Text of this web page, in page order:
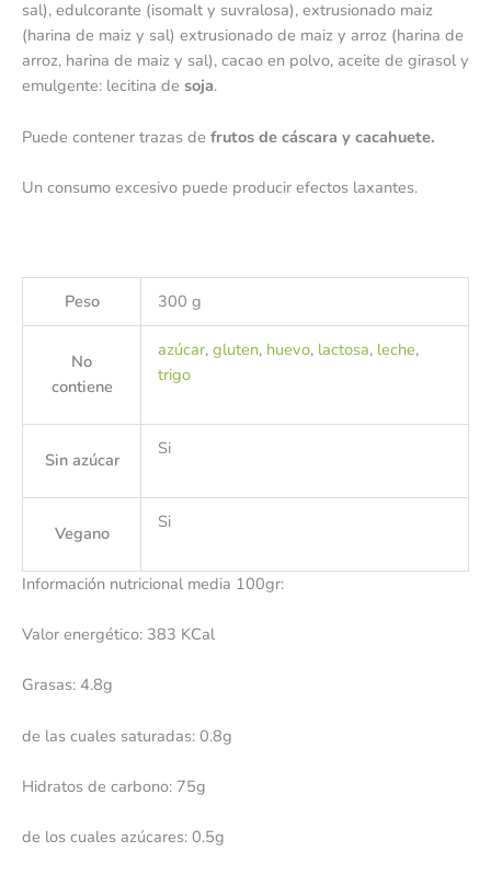
sal), edulcorante (isomalt y suvralosa), extrusionado maiz
(harina de maiz y sal) extrusionado de maiz y arroz (harina de
arroz, harina de maiz y sal), cacao en polvo, aceite de girasol y
emulgente: lecitina de soja.
Puede contener trazas de frutos de cáscara y cacahuete.
Un consumo excesivo puede producir efectos laxantes.
Peso 300 g
No
contiene
azúcar, gluten, huevo, lactosa, leche,
trigo
Sin azúcar
Si
Vegano
Si
Información nutricional media 100gr:
Valor energético: 383 KCal
Grasas: 4.8g
de las cuales saturadas: 0.8g
Hidratos de carbono: 75g
de los cuales azúcares: 0.5g